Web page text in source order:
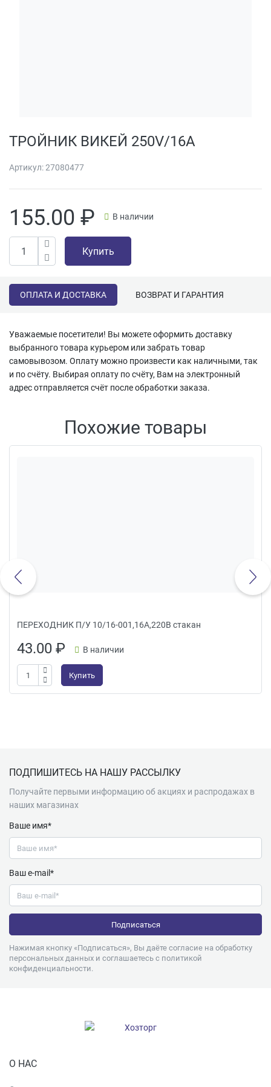
ТРОЙНИК ВИКЕЙ 250V/16A
Артикул:27080477
155.00 ₽ В наличии
Купить
ОПЛАТА И ДОСТАВКА ВОЗВРАТ И ГАРАНТИЯ
Уважаемые посетители! Вы можете оформить доставку
выбранного товара курьером или забрать товар
самовывозом. Оплату можно произвести как наличными, так
и по счёту. Выбирая оплату по счёту, Вам на электронный
адрес отправляется счёт после обработки заказа.
Похожие товары
ПЕРЕХОДНИК П/У 10/16-001,16А,220В стакан
43.00₽ В наличии
Купить
ПОДПИШИТЕСЬ НА НАШУ РАССЫЛКУ
Получайте первыми информацию об акциях и распродажах в
наших магазинах
Ваше имя*
Ваш e-mail*
Нажимая кнопку «Подписаться», Вы даёте согласие на обработку
персональных данных и соглашаетесь с политикой
конфиденциальности.
О НАС